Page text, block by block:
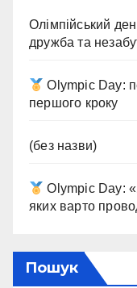
Олімпійський
дружба та
Olympic Day:
першого кроку
(без назви)
Olympic Day:
яких варто
Пошук